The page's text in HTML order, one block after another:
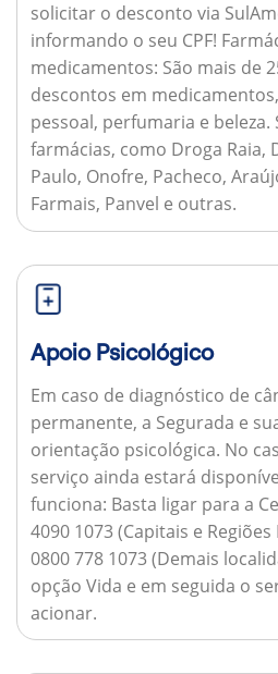
solicitar o desconto via
informando o seu CPF!
medicamentos: São mais de
descontos em
pessoal, perfumaria e beleza.
farmácias, como Droga Raia,
Paulo, Onofre, Pacheco,
Farmais, Panvel e outras.
Apoio Psicológico
Em caso de diagnóstico de
permanente, a Segurada e
orientação psicológica. No
serviço ainda estará
funciona: Basta ligar para a
4090 1073 (Capitais e
0800 778 1073 (Demais
opção Vida e em seguida o
acionar.